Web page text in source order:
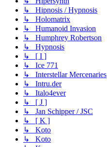
↳ Hipnosis / Hypnosis
↳ Holomatrix
↳ Humanoid Invasion
↳ Humphrey Robertson
↳ Hypnosis
↳ [ I ]
↳ Ice 771
↳ Interstellar Mercenaries
↳ Intru.der
↳ Italo4ever
↳ [ J ]
↳ Jan Schipper / JSC
↳ [ K ]
↳ Koto
↳ Koto